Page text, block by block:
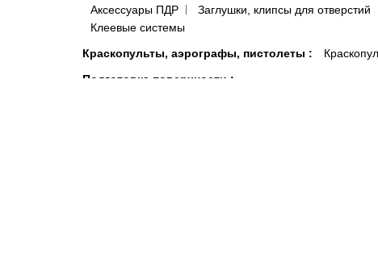
Аксессуары ПДР
Заглушки, клипсы для отверстий
Клеевые системы
Краскопульты, аэрографы, пистолеты :
Подготовка поверхности :